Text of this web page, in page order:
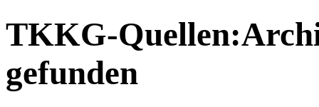
TKKG-
gefunden